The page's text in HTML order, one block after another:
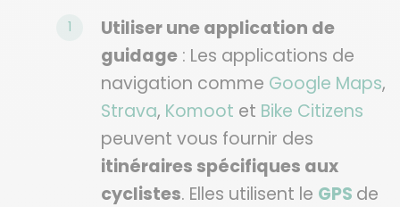
Utiliser une application de
guidage : Les applications de
navigation comme Google Maps,
Strava, Komoot et Bike Citizens
peuvent vous fournir des
itinéraires spécifiques aux
cyclistes. Elles utilisent le GPS de